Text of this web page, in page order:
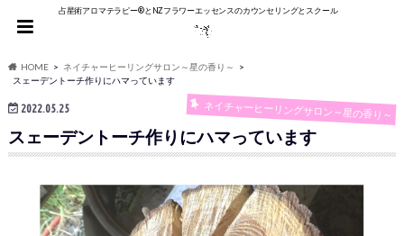
占星術アロマテラピー®︎とNZフラワーエッセンスのカウンセリングとスクール
HOME
ネイチャーヒーリングサロン～星の香り～
スェーデントーチ作りにハマっています
2022.05.25 ネイチャーヒーリングサロン～星の香り～
スェーデントーチ作りにハマっています